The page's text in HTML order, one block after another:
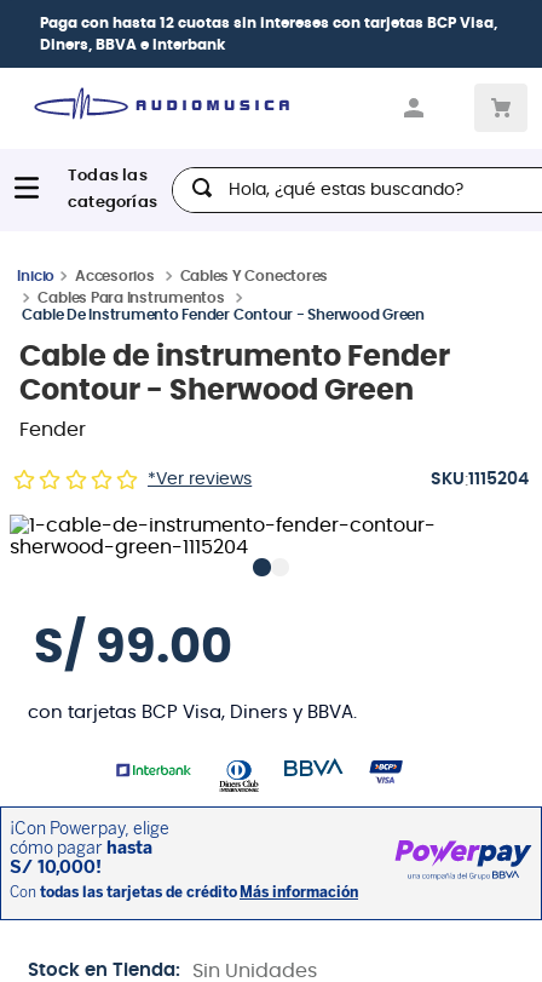
Paga con hasta 12 cuotas sin intereses con tarjetas BCP Visa,
Diners, BBVA e Interbank
Hola, ¿qué estas buscando?
Accesorios
Cables Y Conectores
Cables Para Instrumentos
Cable De Instrumento Fender Contour - Sherwood Green
Cable de instrumento Fender
Contour - Sherwood Green
Fender
*Ver reviews :1115204
S/ 99.00
con tarjetas BCP Visa, Diners y BBVA.
Stock en Tienda: Sin Unidades